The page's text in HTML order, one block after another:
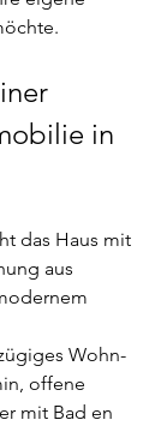
in
das Haus mit
aus
Wohn-
offene
mit Bad en